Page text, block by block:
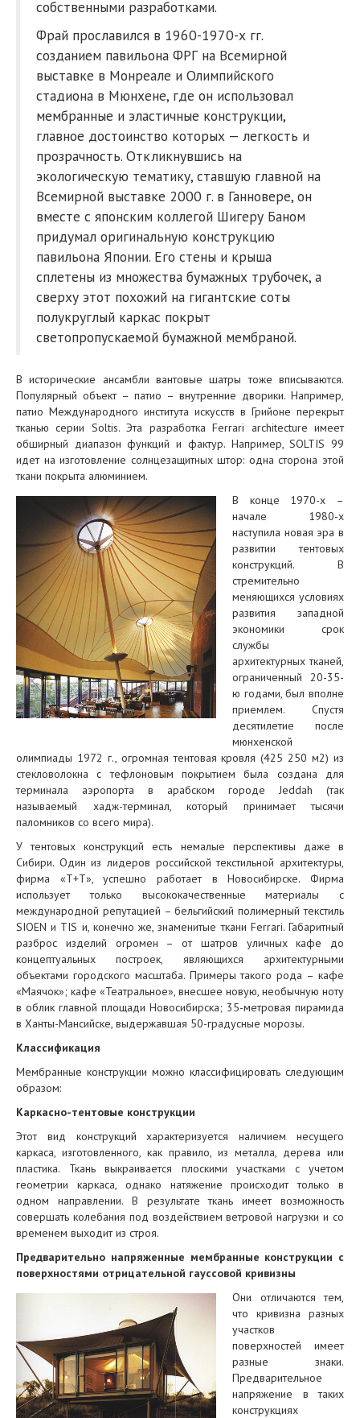
собственными разработками.
Фрай прославился в 1960-1970-х гг.
созданием павильона ФРГ на Всемирной
выставке в Монреале и Олимпийского
стадиона в Мюнхене, где он использовал
мембранные и эластичные конструкции,
главное достоинство которых — легкость и
прозрачность. Откликнувшись на
экологическую тематику, ставшую главной на
Всемирной выставке 2000 г. в Ганновере, он
вместе с японским коллегой Шигеру Баном
придумал оригинальную конструкцию
павильона Японии. Его стены и крыша
сплетены из множества бумажных трубочек, а
сверху этот похожий на гигантские соты
полукруглый каркас покрыт
светопропускаемой бумажной мембраной.
В исторические ансамбли вантовые шатры тоже вписываются.
Популярный объект – патио – внутренние дворики. Например,
патио Международного института искусств в Грийоне перекрыт
тканью серии Soltis. Эта разработка Ferrari architecture имеет
обширный диапазон функций и фактур. Например, SOLTIS 99
идет на изготовление солнцезащитных штор: одна сторона этой
ткани покрыта алюминием.
В конце 1970-х –
начале 1980-х
наступила новая эра в
развитии тентовых
конструкций. В
стремительно
меняющихся условиях
развития западной
экономики срок
службы
архитектурных тканей,
ограниченный 20-35-
ю годами, был вполне
приемлем. Спустя
десятилетие после
мюнхенской
олимпиады 1972 г., огромная тентовая кровля (425 250 м2) из
стекловолокна с тефлоновым покрытием была создана для
терминала аэропорта в арабском городе Jeddah (так
называемый хадж-терминал, который принимает тысячи
паломников со всего мира).
У тентовых конструкций есть немалые перспективы даже в
Сибири. Один из лидеров российской текстильной архитектуры,
фирма «Т+Т», успешно работает в Новосибирске. Фирма
использует только высококачественные материалы с
международной репутацией – бельгийский полимерный текстиль
SIOEN и TIS и, конечно же, знаменитые ткани Ferrari. Габаритный
разброс изделий огромен – от шатров уличных кафе до
концептуальных построек, являющихся архитектурными
объектами городского масштаба. Примеры такого рода – кафе
«Маячок»; кафе «Театральное», внесшее новую, необычную ноту
в облик главной площади Новосибирска; 35-метровая пирамида
в Ханты-Мансийске, выдержавшая 50-градусные морозы.
Классификация
Мембранные конструкции можно классифицировать следующим
образом:
Каркасно-тентовые конструкции
Этот вид конструкций характеризуется наличием несущего
каркаса, изготовленного, как правило, из металла, дерева или
пластика. Ткань выкраивается плоскими участками с учетом
геометрии каркаса, однако натяжение происходит только в
одном направлении. В результате ткань имеет возможность
совершать колебания под воздействием ветровой нагрузки и со
временем выходит из строя.
Предварительно напряженные мембранные конструкции с
поверхностями отрицательной гауссовой кривизны
Они отличаются тем,
что кривизна разных
участков
поверхностей имеет
разные знаки.
Предварительное
напряжение в таких
конструкциях